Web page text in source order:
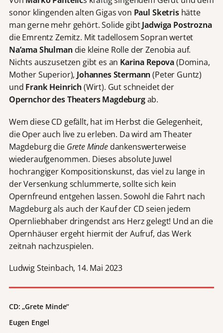
sonor klingenden alten Gigas von Paul Sketrishätte
man gerne mehr gehört. Solide gibtJadwiga Postrozna
die Emrentz Zemitz. Mit tadellosem Sopran wertet
Na’ama Shulmandie kleine Rolle der Zenobia auf.
Nichts auszusetzen gibt es an Karina Repova(Domina,
Mother Superior), Johannes Stermann(Peter Guntz)
und Frank Heinrich(Wirt). Gut schneidet der
Opernchor des Theaters Magdeburgab.
Wem diese CD gefällt, hat im Herbst die Gelegenheit,
die Oper auch live zu erleben. Da wird am Theater
Magdeburg die Grete Mindedankenswerterweise
wiederaufgenommen. Dieses absolute Juwel
hochrangiger Kompositionskunst, das viel zu lange in
der Versenkung schlummerte, sollte sich kein
Opernfreund entgehen lassen. Sowohl die Fahrt nach
Magdeburg als auch der Kauf der CD seien jedem
Opernliebhaber dringendst ans Herz gelegt! Und an die
Opernhäuser ergeht hiermit der Aufruf, das Werk
zeitnah nachzuspielen.
Ludwig Steinbach, 14. Mai 2023
CD: „Grete Minde“
Eugen Engel